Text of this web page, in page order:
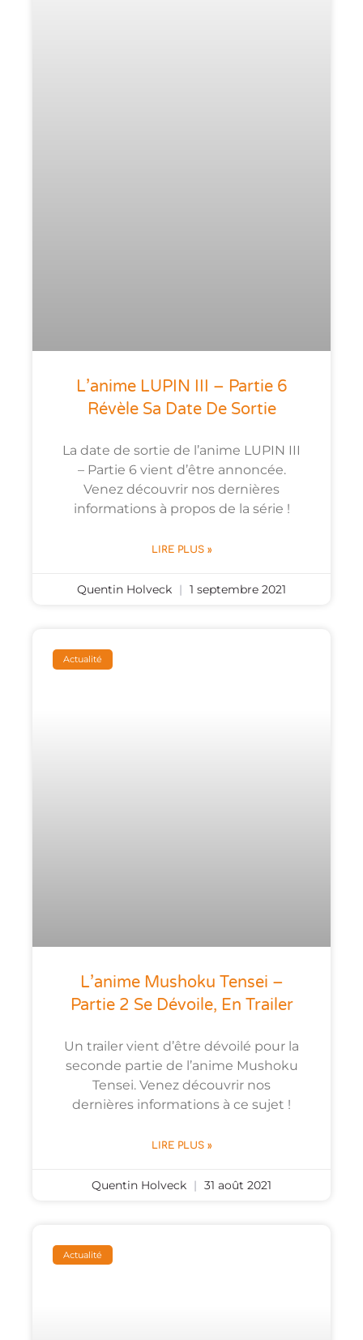
L’anime LUPIN III – Partie 6
Révèle Sa Date De Sortie
La date de sortie de l’anime LUPIN III
– Partie 6 vient d’être annoncée.
Venez découvrir nos dernières
informations à propos de la série !
LIRE PLUS »
Quentin Holveck 1 septembre 2021
Actualité
L’anime Mushoku Tensei –
Partie 2 Se Dévoile, En Trailer
Un trailer vient d’être dévoilé pour la
seconde partie de l’anime Mushoku
Tensei. Venez découvrir nos
dernières informations à ce sujet !
LIRE PLUS »
Quentin Holveck 31 août 2021
Actualité